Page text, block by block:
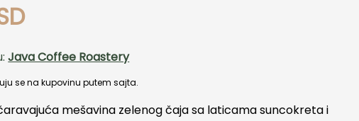
Java Coffee Roastery
se na kupovinu putem sajta.
mešavina zelenog čaja sa laticama suncokreta i